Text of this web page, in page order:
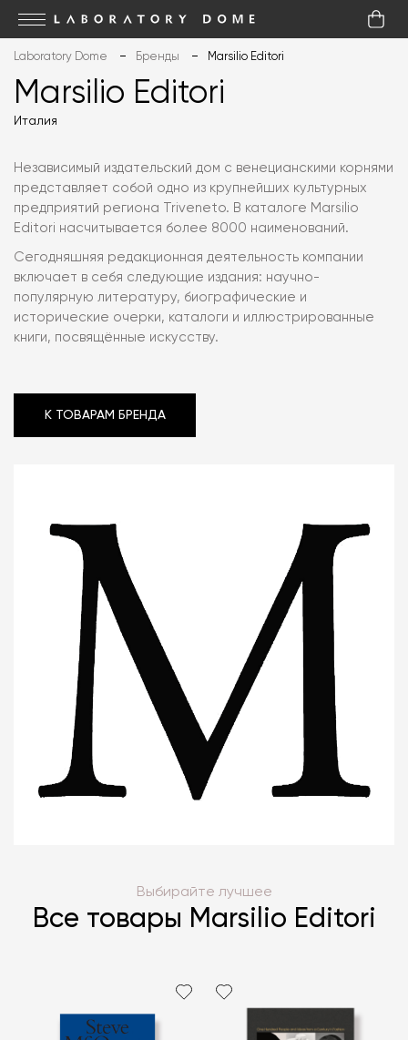
Laboratory Dome Бренды Marsilio Editori
Marsilio Editori
Италия
Независимый издательский дом с венецианскими корнями
представляет собой одно из крупнейших культурных
предприятий региона Triveneto. В каталоге Marsilio
Editori насчитывается более 8000 наименований.
Сегодняшняя редакционная деятельность компании
включает в себя следующие издания: научно-
популярную литературу, биографические и
исторические очерки, каталоги и иллюстрированные
книги, посвящённые искусству.
К ТОВАРАМ БРЕНДА
Выбирайте лучшее
Все товары Marsilio Editori